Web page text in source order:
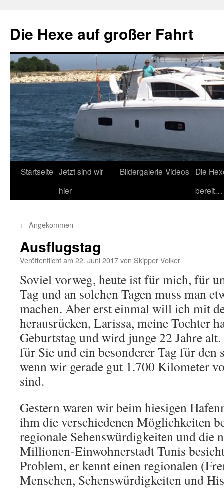
springen
Die Hexe auf großer Fahrt
Startseite Jetzt sind wir
hier
Bildergalerie Videos
Die
bereit…
← Angekommen
Ausflugstag
Veröffentlicht am 22. Juni 2017von Skipper Volker
Soviel vorweg, heute ist für mich, für
Tag und an solchen Tagen muss man
machen. Aber erst einmal will ich mit
herausrücken, Larissa, meine Tochter
Geburtstag und wird junge 22 Jahre
für Sie und ein besonderer Tag für den
wenn wir gerade gut 1.700 Kilometer
sind.
Gestern waren wir beim hiesigen
ihm die verschiedenen Möglichkeiten
regionale Sehenswürdigkeiten und die
Millionen-Einwohnerstadt Tunis
Problem, er kennt einen regionalen
Menschen, Sehenswürdigkeiten und